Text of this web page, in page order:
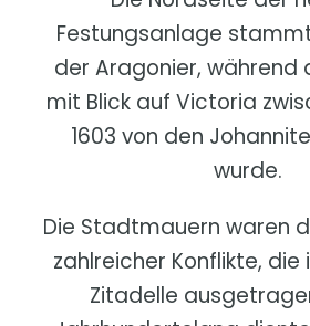
Festungsanlage
der Aragonier, während
mit Blick auf Victoria
1603 von den
wurde.
Die Stadtmauern waren
zahlreicher Konflikte, die
Zitadelle